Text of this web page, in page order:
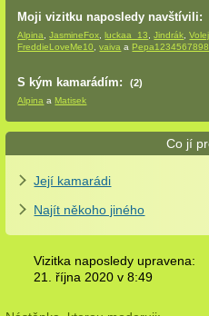
Moji vizitku naposledy navštívili:
Alpina,JasmineFox, luckaa_13,Jindrák,
FreddieLoveMe10,vaiva a Pepa1234567898
S kým kamarádím:(2)
Alpina a Matisek
Co jí
Její kamarádi
Najít někoho jiného
Vizitka naposledy upravena:
21. října 2020 v8:49